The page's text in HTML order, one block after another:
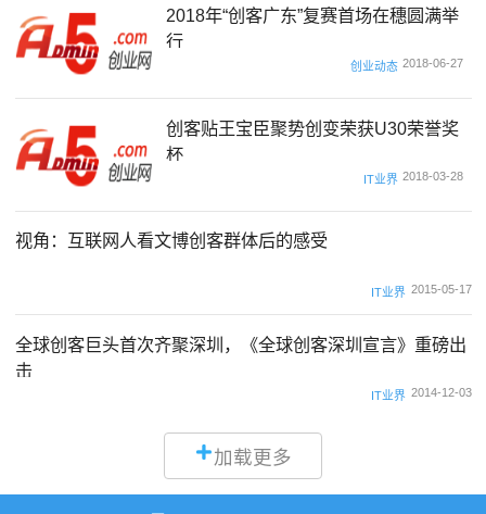
2018年“创客广东”复赛首场在穗圆满举
行
创业动态 2018-06-27
创客贴王宝臣聚势创变荣获U30荣誉奖
杯
IT业界 2018-03-28
视角：互联网人看文博创客群体后的感受
IT业界 2015-05-17
全球创客巨头首次齐聚深圳，《全球创客深圳宣言》重磅出
击
IT业界 2014-12-03
加载更多